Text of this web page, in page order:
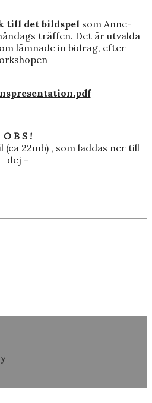
till det bildspel som Anne-
träffen. Det är utvalda
lämnade in bidrag, efter
O B S !
(ca 22mb) , som laddas ner till
dej -